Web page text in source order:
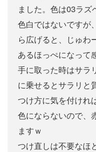
ました。色は03ラズ
色白ではないですが
ら広げると、じゅわ
あるほっぺになって
手に取った時はサラ
に乗せるとサラリと
つけ方に気を付けれ
色にならないので、
ますｗ
つけ直しは不要なほ